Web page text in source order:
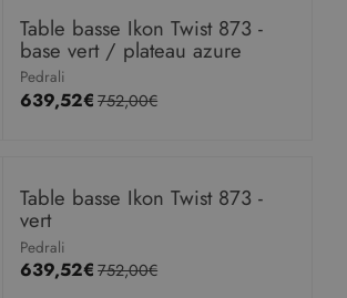
Table basse Ikon Twist 873 -
base vert / plateau azure
Pedrali
639,52€ 752,00€
Table basse Ikon Twist 873 -
vert
Pedrali
639,52€ 752,00€